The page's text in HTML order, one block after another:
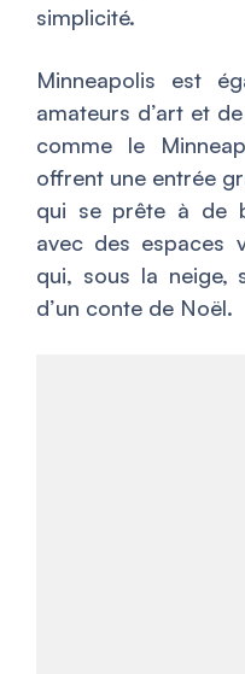
simplicité.
Minneapolis est
amateurs d’art et
comme le
offrent une entrée
qui se prête à de
avec des espaces
qui, sous la neige,
d’un conte de Noël.